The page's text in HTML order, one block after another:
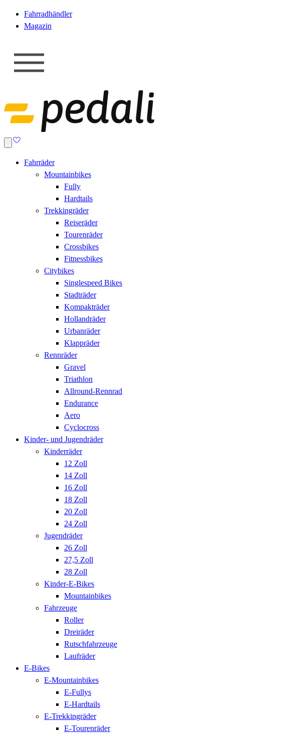
Fahrradhändler
Magazin
Fahrräder
Mountainbikes
Fully
Hardtails
Trekkingräder
Reiseräder
Tourenräder
Crossbikes
Fitnessbikes
Citybikes
Singlespeed Bikes
Stadträder
Kompakträder
Hollandräder
Urbanräder
Klappräder
Rennräder
Gravel
Triathlon
Allround-Rennrad
Endurance
Aero
Cyclocross
Kinder- und Jugendräder
Kinderräder
12 Zoll
14 Zoll
16 Zoll
18 Zoll
20 Zoll
24 Zoll
Jugendräder
26 Zoll
27,5 Zoll
28 Zoll
Kinder-E-Bikes
Mountainbikes
Fahrzeuge
Roller
Dreiräder
Rutschfahrzeuge
Laufräder
E-Bikes
E-Mountainbikes
E-Fullys
E-Hardtails
E-Trekkingräder
E-Tourenräder